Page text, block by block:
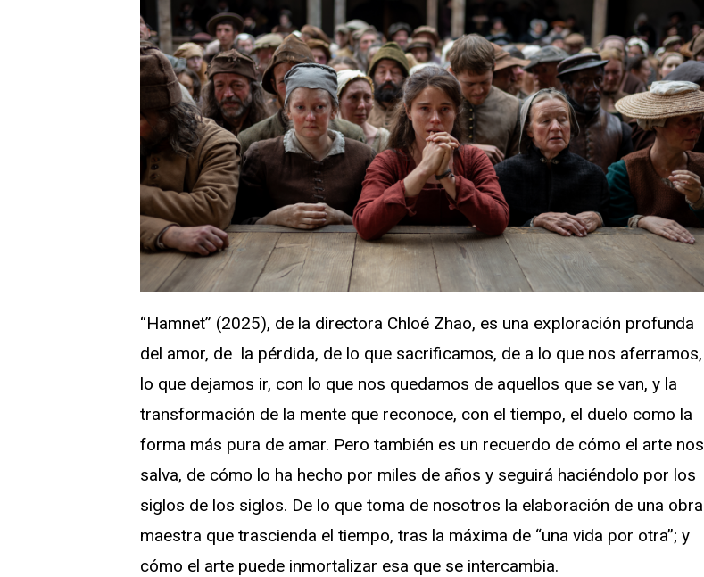
“Hamnet” (2025), de la directora Chloé Zhao, es una exploración profunda
del amor, de la pérdida, de lo que sacrificamos, de a lo que nos aferramos,
lo que dejamos ir, con lo que nos quedamos de aquellos que se van, y la
transformación de la mente que reconoce, con el tiempo, el duelo como la
forma más pura de amar. Pero también es un recuerdo de cómo el arte nos
salva, de cómo lo ha hecho por miles de años y seguirá haciéndolo por los
siglos de los siglos. De lo que toma de nosotros la elaboración de una obra
maestra que trascienda el tiempo, tras la máxima de “una vida por otra”; y
cómo el arte puede inmortalizar esa que se intercambia.